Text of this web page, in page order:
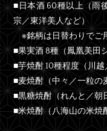
■日本酒 60種以上（雨
宗／東洋美人など）
※銘柄は日替わりでご
■果実酒 8種（鳳凰美田
■芋焼酎 10種程度（川
■麦焼酎（中々／一粒の
■黒糖焼酎（れんと／朝
■米焼酎（八海山の米焼